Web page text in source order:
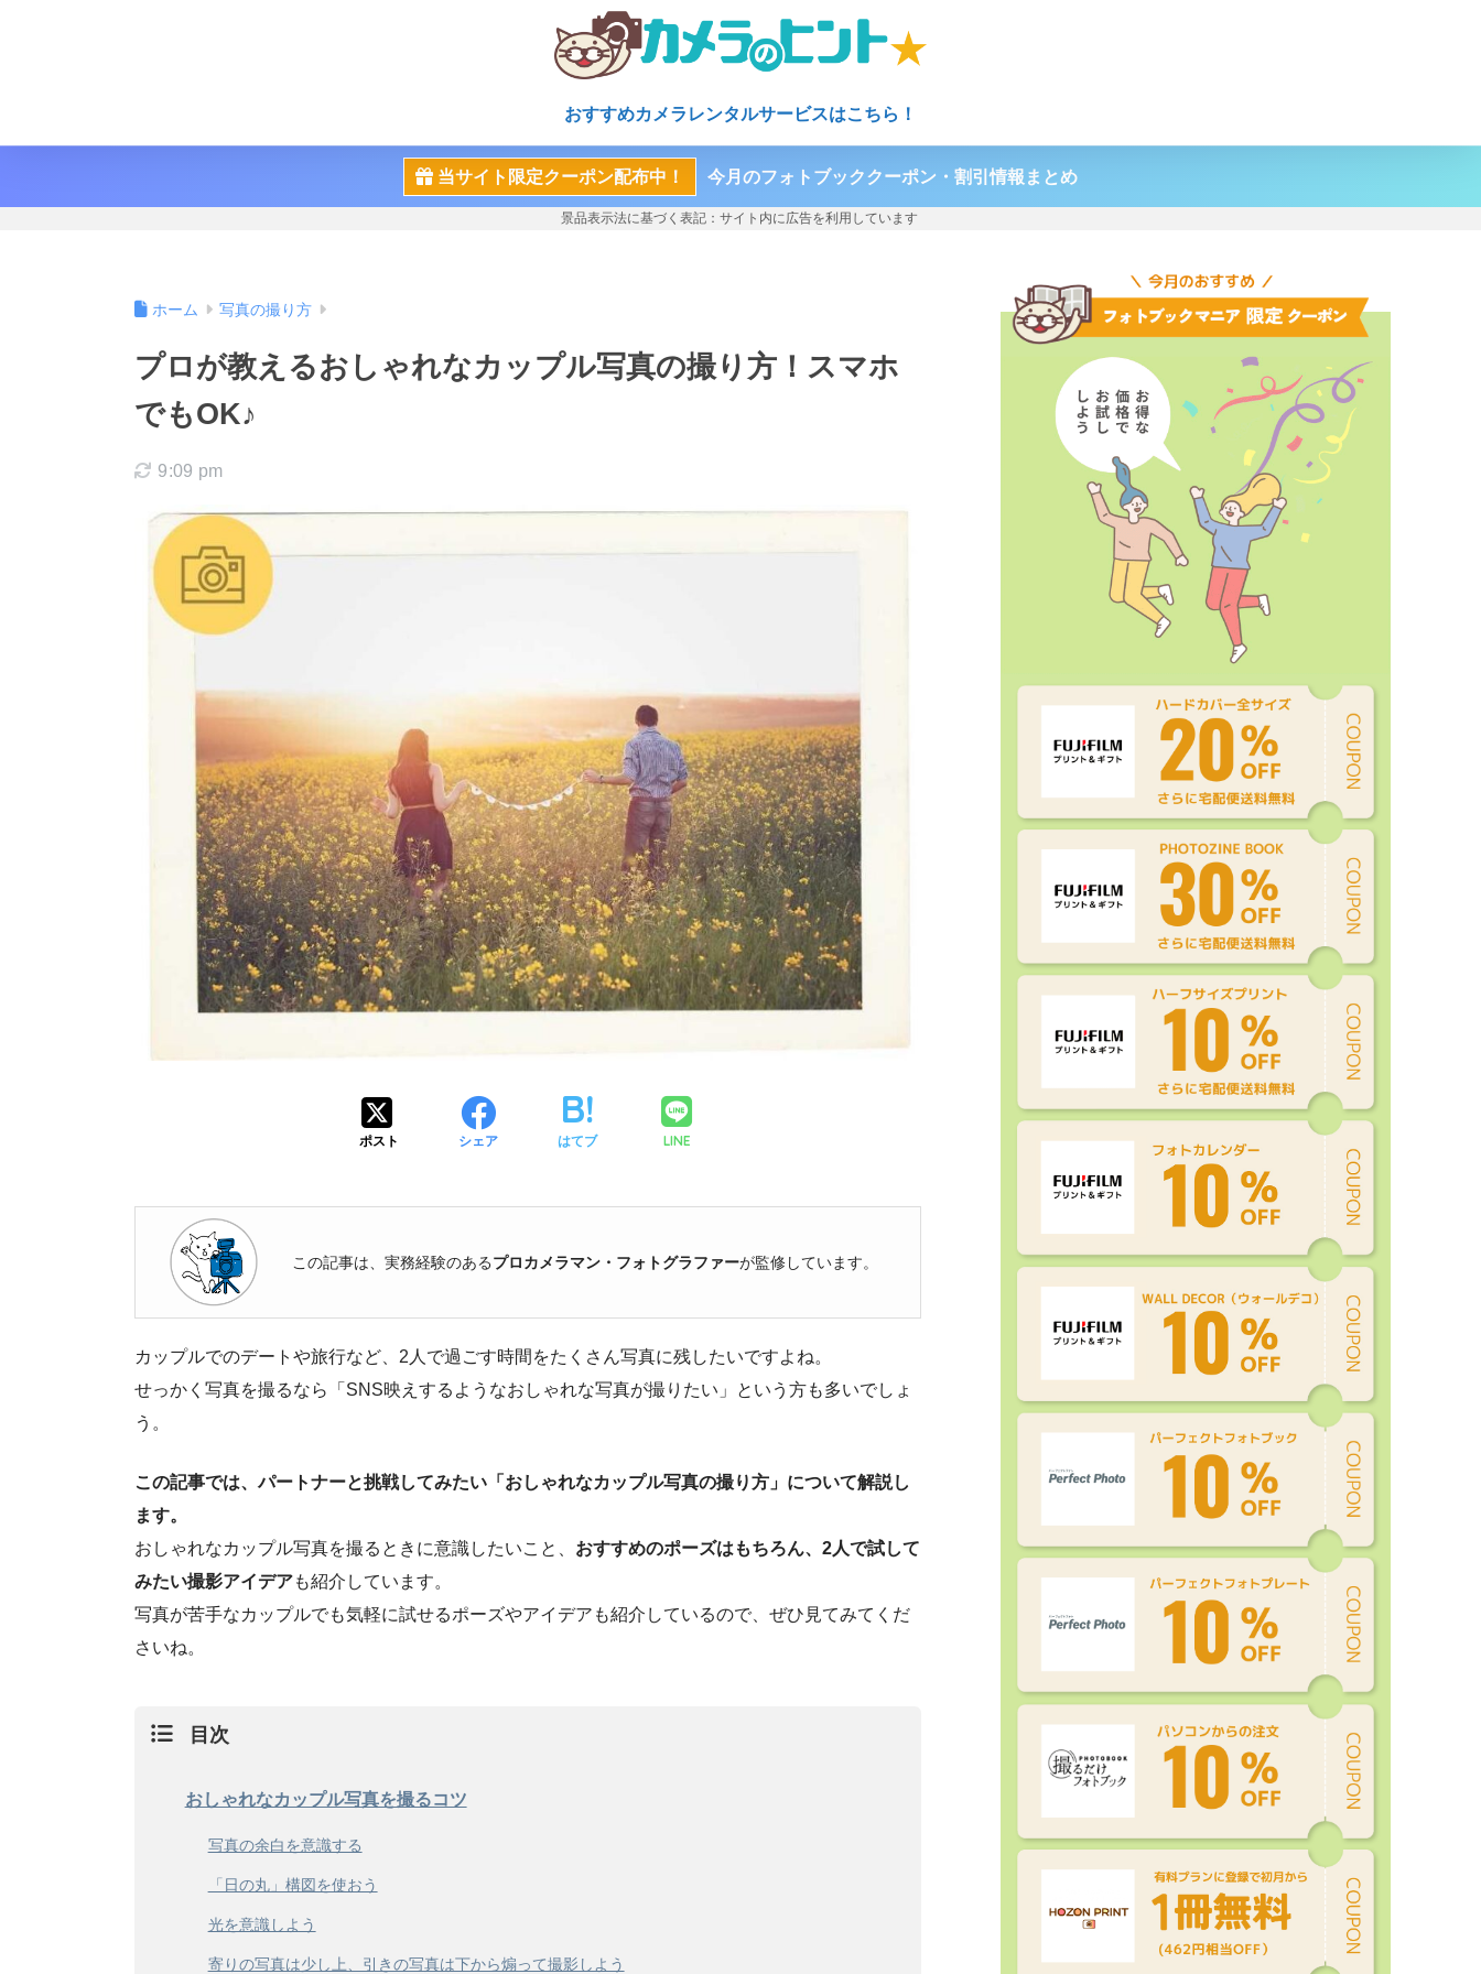
おすすめカメラレンタルサービスはこちら！
当サイト限定クーポン配布中！ 今月のフォトブッククーポン・割引情報まとめ
ホーム 写真の撮り方
プロが教えるおしゃれなカップル写真の撮り方！スマホ
でもOK♪
9:09 pm
ポスト シェア はてブ LINE
この記事は、実務経験のあるプロカメラマン・フォトグラファーが監修しています。
カップルでのデートや旅行など、2人で過ごす時間をたくさん写真に残したいですよね。
せっかく写真を撮るなら「SNS映えするようなおしゃれな写真が撮りたい」という方も多いでしょ
う。
この記事では、パートナーと挑戦してみたい「おしゃれなカップル写真の撮り方」について解説し
ます。
おしゃれなカップル写真を撮るときに意識したいこと、 おすすめのポーズはもちろん、2人で試して
みたい撮影アイデアも紹介しています。
写真が苦手なカップルでも気軽に試せるポーズやアイデアも紹介しているので、ぜひ見てみてくだ
さいね。
目次
おしゃれなカップル写真を撮るコツ
写真の余白を意識する
「日の丸」構図を使おう
光を意識しよう
寄りの写真は少し上、引きの写真は下から煽って撮影しよう